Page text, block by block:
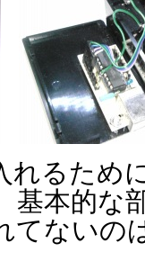
れるため
基本的な
てないの